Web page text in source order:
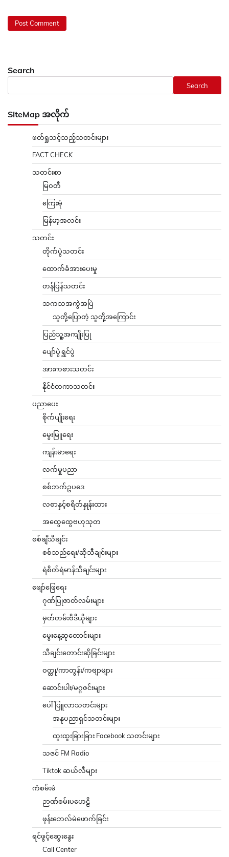
Search
Search
SiteMap အလိုက်
ဖတ်ရှုသင့်သည့်သတင်းများ
FACT CHECK
သတင်းစာ
မြဝတီ
ကြေးမုံ
မြန်မာ့အလင်း
သတင်း
တိုက်ပွဲသတင်း
ထောက်ခံအားပေးမှု
တန်ပြန်သတင်း
သကသအကွဲအပြဲ
သူတို့ပြောတဲ့ သူတို့အကြောင်း
ပြည်သူ့အကျိုးပြု
ပျော်ပွဲရွှင်ပွဲ
အားကစားသတင်း
နိုင်ငံတကာသတင်း
ပညာပေး
စိုက်ပျိုးရေး
မွေးမြူရေး
ကျန်းမာရေး
လက်မှုပညာ
စစ်ဘက်ဥပဒေ
လစာနှင့်စရိတ်နှုန်းထား
အထွေထွေဗဟုသုတ
စစ်ချီသီချင်း
စစ်သည်ရေး/ဆိုသီချင်းများ
ရဲစိတ်ရဲမာန်သီချင်းများ
ဖျော်ဖြေရေး
ဂုဏ်ပြုဇာတ်လမ်းများ
မှတ်တမ်းဗီဒီယိုများ
မွေးနေ့ဆုတောင်းများ
သီချင်းတောင်းဆိုခြင်းများ
ဝတ္ထု/ကာတွန်း/ကဗျာများ
ဆောင်းပါး/မဂ္ဂဇင်းများ
ပေါ်ပြူလာသတင်းများ
အနုပညာရှင်သတင်းများ
ထူးထူးခြားခြား Facebook သတင်းများ
သဇင် FM Radio
Tiktok ဆယ်လီများ
ကံစမ်းမဲ
ဉာဏ်စမ်းပဟေဠိ
ဖုန်းဘေလ်မဲဖောက်ခြင်း
ရင်ဖွင့်ဆွေးနွေး
Call Center